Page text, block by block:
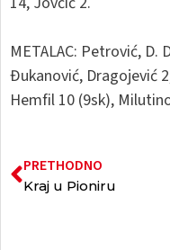
METALAC: Petrović, D.
Đukanović, Dragojević
Hemfil 10 (9sk),
PRETHODNO
Kraj u Pioniru